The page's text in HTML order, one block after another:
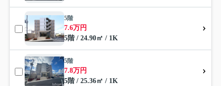
5階
7.6万円
5階 / 24.90㎡ / 1K
5階
7.8万円
5階 / 25.36㎡ / 1K